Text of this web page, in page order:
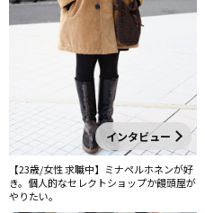
インタビュー
【23歳/女性 求職中】ミナペルホネンが好
き。個人的なセレクトショップか饅頭屋が
やりたい。